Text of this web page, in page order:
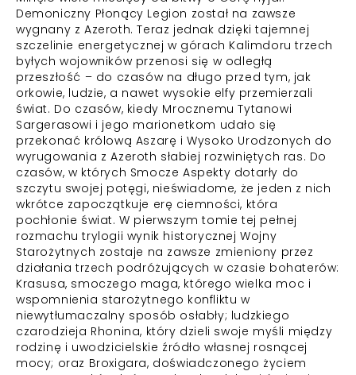
Demoniczny Płonący Legion został na zawsze
wygnany z Azeroth. Teraz jednak dzięki tajemnej
szczelinie energetycznej w górach Kalimdoru trzech
byłych wojowników przenosi się w odległą
przeszłość – do czasów na długo przed tym, jak
orkowie, ludzie, a nawet wysokie elfy przemierzali
świat. Do czasów, kiedy Mrocznemu Tytanowi
Sargerasowi i jego marionetkom udało się
przekonać królową Aszarę i Wysoko Urodzonych do
wyrugowania z Azeroth słabiej rozwiniętych ras. Do
czasów, w których Smocze Aspekty dotarły do
szczytu swojej potęgi, nieświadome, że jeden z nich
wkrótce zapoczątkuje erę ciemności, która
pochłonie świat. W pierwszym tomie tej pełnej
rozmachu trylogii wynik historycznej Wojny
Starożytnych zostaje na zawsze zmieniony przez
działania trzech podróżujących w czasie bohaterów:
Krasusa, smoczego maga, którego wielka moc i
wspomnienia starożytnego konfliktu w
niewytłumaczalny sposób osłabły; ludzkiego
czarodzieja Rhonina, który dzieli swoje myśli między
rodzinę i uwodzicielskie źródło własnej rosnącej
mocy; oraz Broxigara, doświadczonego życiem